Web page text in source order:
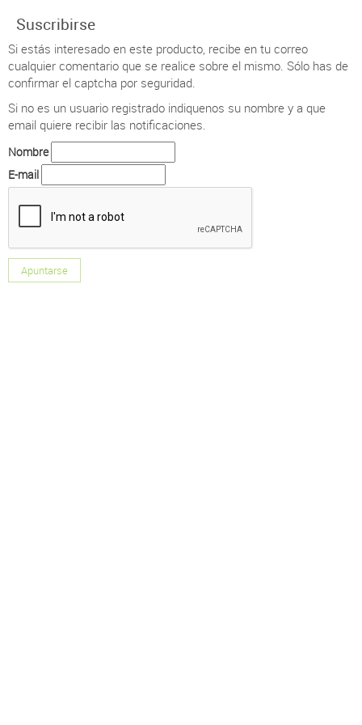
Suscribirse
Si estás interesado en este producto, recibe en tu correo
cualquier comentario que se realice sobre el mismo. Sólo has de
confirmar el captcha por seguridad.
Si no es un usuario registrado indiquenos su nombre y a que
email quiere recibir las notificaciones.
Nombre
E-mail